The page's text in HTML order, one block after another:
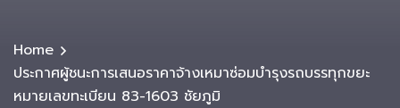
Home
ประกาศผู้ชนะการเสนอราคาจ้างเหมาซ่อมบำรุงรถบรรทุกขยะ
หมายเลขทะเบียน 83-1603 ชัยภูมิ